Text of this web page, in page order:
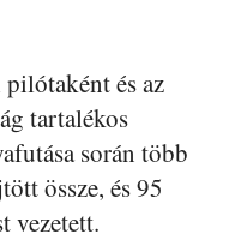
és az
tartalékos
során több
össze, és 95
vezetett.